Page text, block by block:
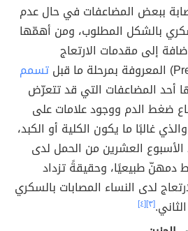
ببعض المضاعفات في حال عدم
بالشكل المطلوب، ومن أهمّها
إلى مقدمات الارتعاج
تسمم
أحد المضاعفات التي قد تتعرّض
ضغط الدم ووجود علامات على
غالبًا ما يكون الكلية أو الكبد،
العشرين من الحمل لدى
دمهنّ طبيعيًا، وحقيقةً تزداد
لدى النساء المصابات بالسكري
[٣] [٤]